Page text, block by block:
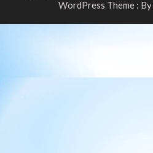
WordPress Theme : By